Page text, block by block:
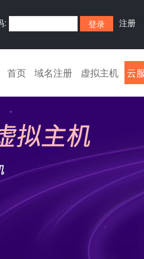
: 注册
首页 域名注册 虚拟主机 云